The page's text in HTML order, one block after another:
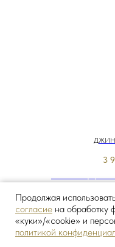
3
Продолжая
согласие на обработку
«куки»/«cookie» и
политикой